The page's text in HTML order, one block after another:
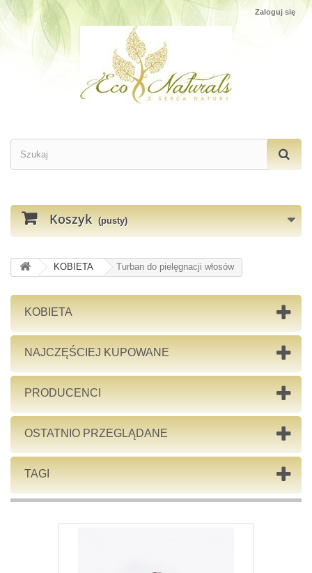
Zaloguj się
Koszyk (pusty)
KOBIETA Turban do pielęgnacji włosów
KOBIETA
NAJCZĘŚCIEJ KUPOWANE
PRODUCENCI
OSTATNIO PRZEGLĄDANE
TAGI